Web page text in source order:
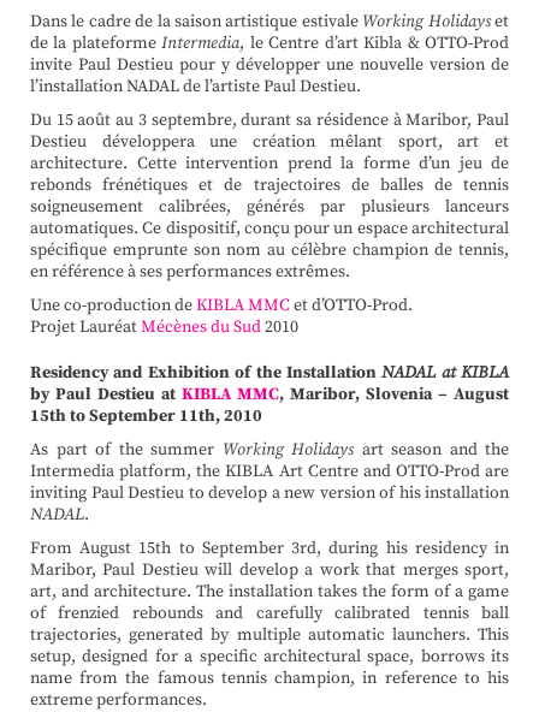
Dans le cadre de la saison artistique estivale Working Holidayset
de la plateformeIntermedia, le Centre d’art Kibla & OTTO-Prod
invite Paul Destieu pour y développer une nouvelle version de
l’installation NADAL de l’artiste Paul Destieu.
Du 15 août au 3 septembre, durant sa résidence à Maribor, Paul
Destieu développera une création mêlant sport, art et
architecture. Cette intervention prend la forme d’un jeu de
rebonds frénétiques et de trajectoires de balles de tennis
soigneusement calibrées, générés par plusieurs lanceurs
automatiques. Ce dispositif, conçu pour un espace architectural
spécifique emprunte son nom au célèbre champion de tennis,
en référence à ses performances extrêmes.
Une co-production deKIBLA MMCet d’OTTO-Prod.
Projet LauréatMécènes du Sud2010
Residency and Exhibition of the InstallationNADAL at KIBLA
by Paul Destieu at KIBLA MMC, Maribor, Slovenia – August
15th to September 11th, 2010
As part of the summer Working Holidaysart season and the
Intermedia platform, the KIBLA Art Centre and OTTO-Prod are
inviting Paul Destieu to develop a new version of his installation
NADAL.
From August 15th to September 3rd, during his residency in
Maribor, Paul Destieu will develop a work that merges sport,
art, and architecture. The installation takes the form of a game
of frenzied rebounds and carefully calibrated tennis ball
trajectories, generated by multiple automatic launchers. This
setup, designed for a specific architectural space, borrows its
name from the famous tennis champion, in reference to his
extreme performances.